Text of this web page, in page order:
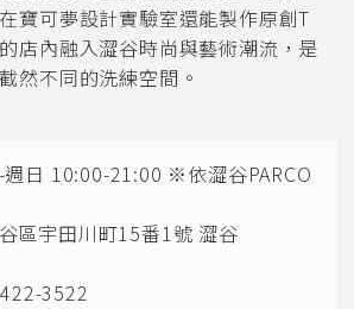
在寶可夢設計實驗室還能製作原創T
店內融入澀谷時尚與藝術潮流，是
然不同的洗練空間。
日 10:00-21:00 ※依澀谷PARCO
區宇田川町15番1號 澀谷
3522